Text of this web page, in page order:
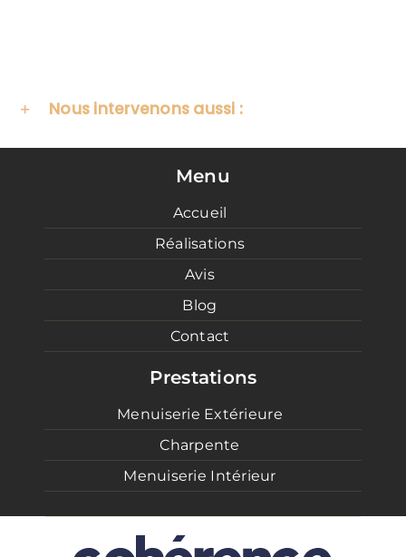
Nous intervenons aussi :
Menu
Accueil
Réalisations
Avis
Blog
Contact
Prestations
Menuiserie Extérieure
Charpente
Menuiserie Intérieur